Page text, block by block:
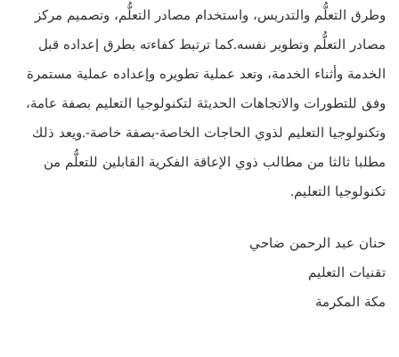
وطرق التعلُّم والتدريس، واستخدام مصادر التعلُّم، وتصميم مركز
مصادر التعلُّم وتطوير نفسه.كما ترتبط كفاءته بطرق إعداده قبل
الخدمة وأثناء الخدمة، وتعد عملية تطويره وإعداده عملية مستمرة
وفق للتطورات والاتجاهات الحديثة لتكنولوجيا التعليم بصفة عامة،
وتكنولوجيا التعليم لذوي الحاجات الخاصة-بصفة خاصة-.ويعد ذلك
مطلبا ثالثا من مطالب ذوي الإعاقة الفكرية القابلين للتعلُّم من
تكنولوجيا التعليم.
حنان عبد الرحمن ضاحي
تقنيات التعليم
مكة المكرمة